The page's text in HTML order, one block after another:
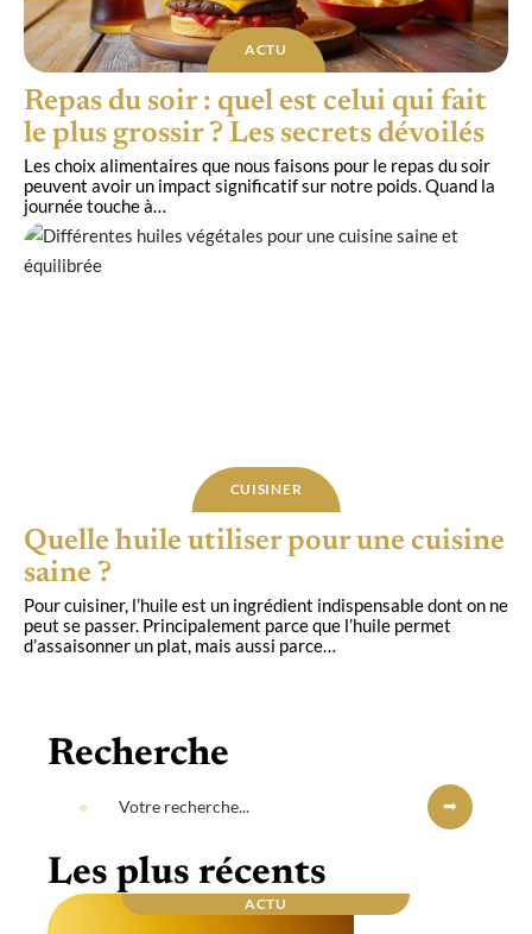
ACTU
Repas du soir : quel est celui qui fait
le plus grossir ? Les secrets dévoilés
Les choix alimentaires que nous faisons pour le repas du soir
peuvent avoir un impact significatif sur notre poids. Quand la
journée touche à…
CUISINER
Quelle huile utiliser pour une cuisine
saine ?
Pour cuisiner, l’huile est un ingrédient indispensable dont on ne
peut se passer. Principalement parce que l’huile permet
d’assaisonner un plat, mais aussi parce
Recherche
Les plus récents
ACTU